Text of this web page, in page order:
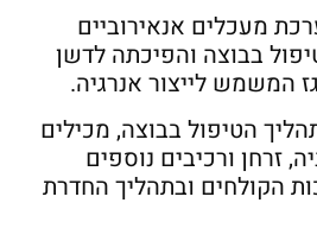
מעכלים אנאירוביים
בבוצה והפיכתה לדשן
המשמש לייצור אנרגיה.
הטיפול בבוצה, מכילים
זרחן ורכיבים נוספים
הקולחים ובתהליך החדרת